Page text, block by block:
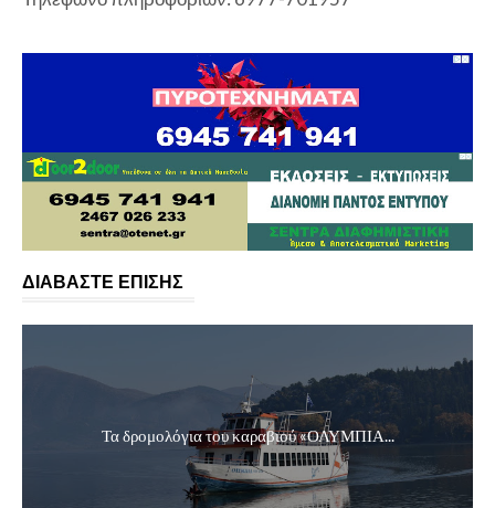
ΔΙΑΒΑΣΤΕ ΕΠΙΣΗΣ
Τα δρομολόγια του καραβιού «ΟΛΥΜΠΙΑ...